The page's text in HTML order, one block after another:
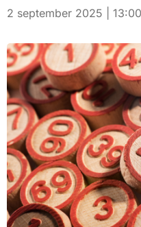
2 september 2025 | 13:00